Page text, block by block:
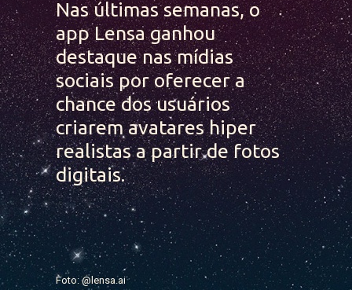
Nas últimas semanas, o
app Lensa ganhou
destaque nas mídias
sociais por oferecer a
chance dos usuários
criarem avatares hiper
realistas a partir de fotos
digitais.
Foto: @lensa.ai